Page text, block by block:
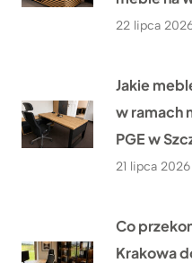
22 lipca
Jakie
w ramach
PGE w
21 lipca 2026
Co
Krakowa